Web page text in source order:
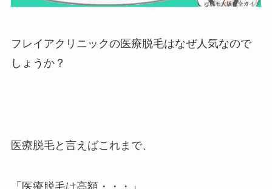
フレイアクリニックの医療脱毛はなぜ人気なので
しょうか？
医療脱毛と言えばこれまで、
「医療脱毛は高額・・・」